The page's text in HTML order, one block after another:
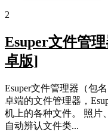
2
Esuper文件管
卓版]
Esuper文件管理器（包
卓端的文件管理器，
机上的各种文件。 照片
自动辨认文件类...